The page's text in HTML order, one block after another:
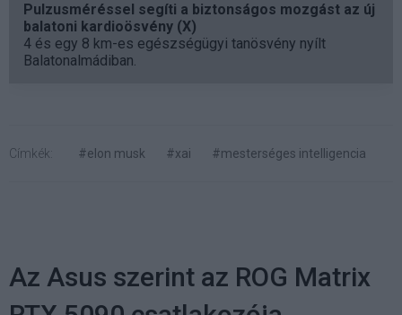
Pulzusméréssel segíti a biztonságos mozgást az új
balatoni kardioösvény (X)
4 és egy 8 km-es egészségügyi tanösvény nyílt
Balatonalmádiban.
Címkék: #elon musk #xai #mesterséges intelligencia
Az Asus szerint az ROG Matrix